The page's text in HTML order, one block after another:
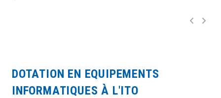
DOTATION EN EQUIPEMENTS
INFORMATIQUES À L'ITO